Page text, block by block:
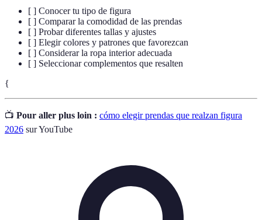
[ ] Conocer tu tipo de figura
[ ] Comparar la comodidad de las prendas
[ ] Probar diferentes tallas y ajustes
[ ] Elegir colores y patrones que favorezcan
[ ] Considerar la ropa interior adecuada
[ ] Seleccionar complementos que resalten
{
📺 Pour aller plus loin : cómo elegir prendas que realzan figura
2026 sur YouTube